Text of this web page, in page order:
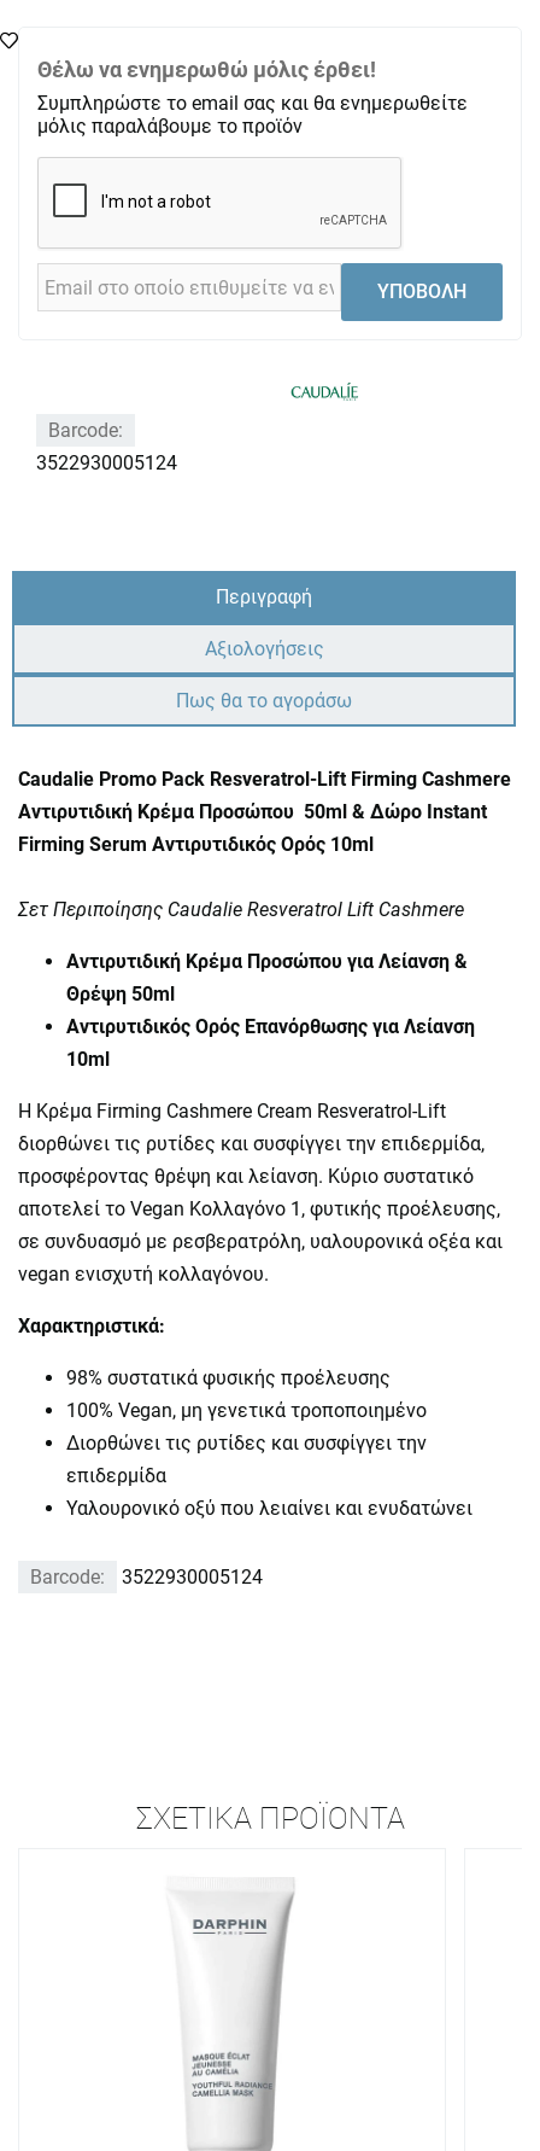
Θέλω να ενημερωθώ μόλις έρθει!
Συμπληρώστε το email σας και θα ενημερωθείτε
μόλις παραλάβουμε το προϊόν
ΥΠΟΒΟΛΗ
Barcode:
3522930005124
Περιγραφή
Αξιολογήσεις
Πως θα το αγοράσω
Caudalie Promo Pack Resveratrol-Lift Firming Cashmere
Αντιρυτιδική Κρέμα Προσώπου 50ml & Δώρο Instant
Firming Serum Αντιρυτιδικός Ορός 10ml
Σετ Περιποίησης Caudalie Resveratrol Lift Cashmere
Αντιρυτιδική Κρέμα Προσώπου για Λείανση &
Θρέψη 50ml
Αντιρυτιδικός Ορός Επανόρθωσης για Λείανση
10ml
Η Κρέμα Firming Cashmere Cream Resveratrol-Lift
διορθώνει τις ρυτίδες και συσφίγγει την επιδερμίδα,
προσφέροντας θρέψη και λείανση. Κύριο συστατικό
αποτελεί το Vegan Κολλαγόνο 1, φυτικής προέλευσης,
σε συνδυασμό με ρεσβερατρόλη, υαλουρονικά οξέα και
vegan ενισχυτή κολλαγόνου.
Χαρακτηριστικά:
98% συστατικά φυσικής προέλευσης
100% Vegan, μη γενετικά τροποποιημένο
Διορθώνει τις ρυτίδες και συσφίγγει την
επιδερμίδα
Υαλουρονικό οξύ που λειαίνει και ενυδατώνει
Barcode: 3522930005124
ΣΧΕΤΙΚΆ ΠΡΟΪΌΝΤΑ